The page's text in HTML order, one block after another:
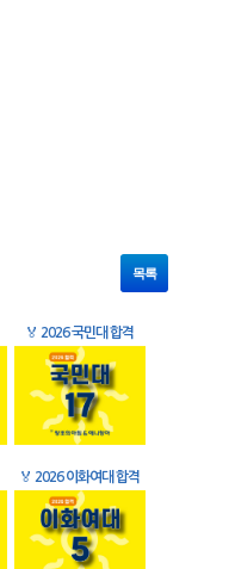
목록
🏅 2026 국민대 합격
🏅 2026 이화여대 합격